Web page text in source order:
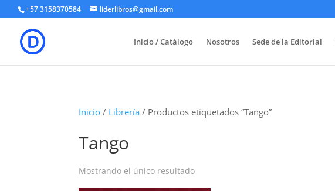
+57 3158370584 liderlibros@gmail.com
Inicio / Catálogo Nosotros Sede de la Editorial
Inicio / Librería / Productos etiquetados “Tango”
Tango
Mostrando el único resultado